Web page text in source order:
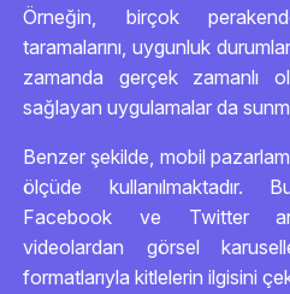
Örneğin, birçok
taramalarını, uygunluk
zamanda gerçek zamanlı
sağlayan uygulamalar da
Benzer şekilde, mobil
ölçüde kullanılmaktadır.
Facebook ve Twitter
videolardan görsel
formatlarıyla kitlelerin ilgisini